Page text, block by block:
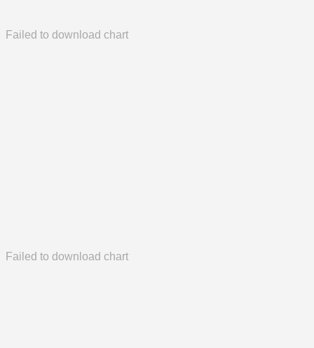
Failed to download chart
Failed to download chart